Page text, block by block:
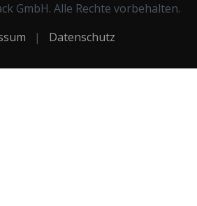
GmbH. Alle Rechte vorbehalten.
| Datenschutz